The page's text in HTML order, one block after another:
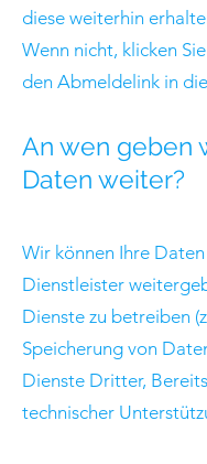
diese weiterhin
Wenn nicht, klicken
den Abmeldelink in
An wen geben
Daten weiter?
Wir können Ihre
Dienstleister
Dienste zu betreiben
Speicherung von
Dienste Dritter,
technischer